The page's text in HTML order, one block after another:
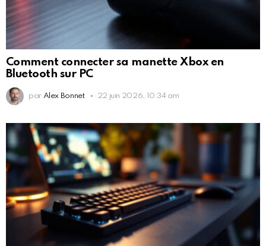
Comment connecter sa manette Xbox en
Bluetooth sur PC
par Alex Bonnet 22 juin 2026, 10:34 am